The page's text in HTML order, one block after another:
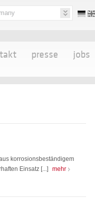
presse jobs
korrosionsbeständigem
Einsatz [...]
mehr